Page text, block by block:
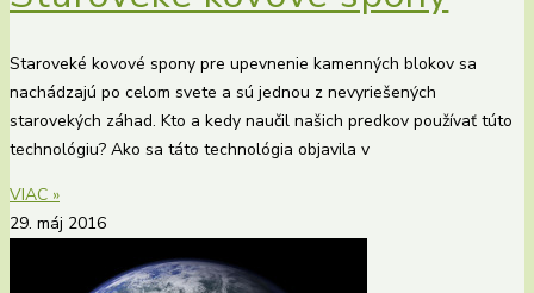
Staroveké kovové spony pre upevnenie kamenných blokov sa
nachádzajú po celom svete a sú jednou z nevyriešených
starovekých záhad. Kto a kedy naučil našich predkov používať túto
technológiu? Ako sa táto technológia objavila v
VIAC »
29. máj 2016